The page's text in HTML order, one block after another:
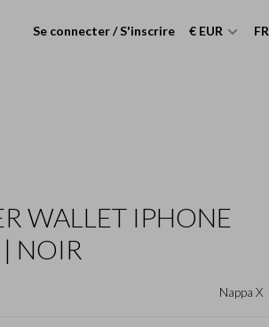
Se connecter / S'inscrire € EUR FR
WALLET IPHONE
NOIR
Nappa X